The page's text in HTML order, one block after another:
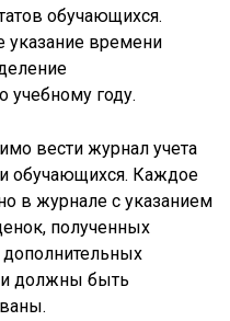
обучающихся.
указание времени
учебному году.
вести журнал учета
обучающихся. Каждое
в журнале с указанием
полученных
дополнительных
должны быть